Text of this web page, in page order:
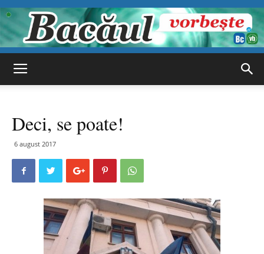
Deci, se poate!
6 august 2017